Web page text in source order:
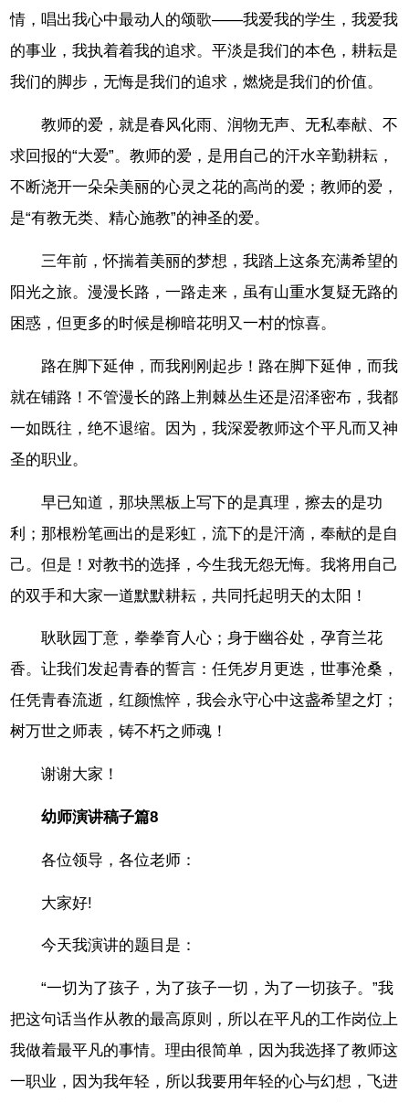
情，唱出我心中最动人的颂歌——我爱我的学生，我爱我
的事业，我执着着我的追求。平淡是我们的本色，耕耘是
我们的脚步，无悔是我们的追求，燃烧是我们的价值。
教师的爱，就是春风化雨、润物无声、无私奉献、不
求回报的“大爱”。教师的爱，是用自己的汗水辛勤耕耘，
不断浇开一朵朵美丽的心灵之花的高尚的爱；教师的爱，
是“有教无类、精心施教”的神圣的爱。
三年前，怀揣着美丽的梦想，我踏上这条充满希望的
阳光之旅。漫漫长路，一路走来，虽有山重水复疑无路的
困惑，但更多的时候是柳暗花明又一村的惊喜。
路在脚下延伸，而我刚刚起步！路在脚下延伸，而我
就在铺路！不管漫长的路上荆棘丛生还是沼泽密布，我都
一如既往，绝不退缩。因为，我深爱教师这个平凡而又神
圣的职业。
早已知道，那块黑板上写下的是真理，擦去的是功
利；那根粉笔画出的是彩虹，流下的是汗滴，奉献的是自
己。但是！对教书的选择，今生我无怨无悔。我将用自己
的双手和大家一道默默耕耘，共同托起明天的太阳！
耿耿园丁意，拳拳育人心；身于幽谷处，孕育兰花
香。让我们发起青春的誓言：任凭岁月更迭，世事沧桑，
任凭青春流逝，红颜憔悴，我会永守心中这盏希望之灯；
树万世之师表，铸不朽之师魂！
谢谢大家！
幼师演讲稿子篇8
各位领导，各位老师：
大家好!
今天我演讲的题目是：
“一切为了孩子，为了孩子一切，为了一切孩子。”我
把这句话当作从教的最高原则，所以在平凡的工作岗位上
我做着最平凡的事情。理由很简单，因为我选择了教师这
一职业，因为我年轻，所以我要用年轻的心与幻想，飞进